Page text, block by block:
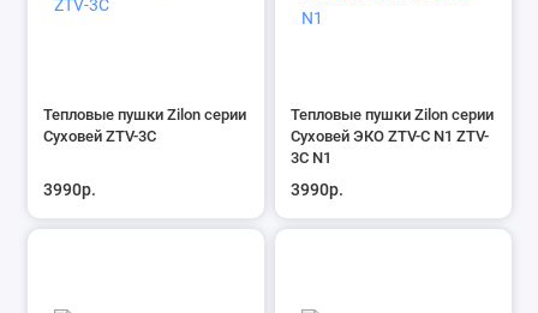
Тепловые пушки Zilon серии
Суховей ZTV-3C
3990р.
Тепловые пушки Zilon серии
Суховей ЭКО ZTV-С N1 ZTV-
3С N1
3990р.